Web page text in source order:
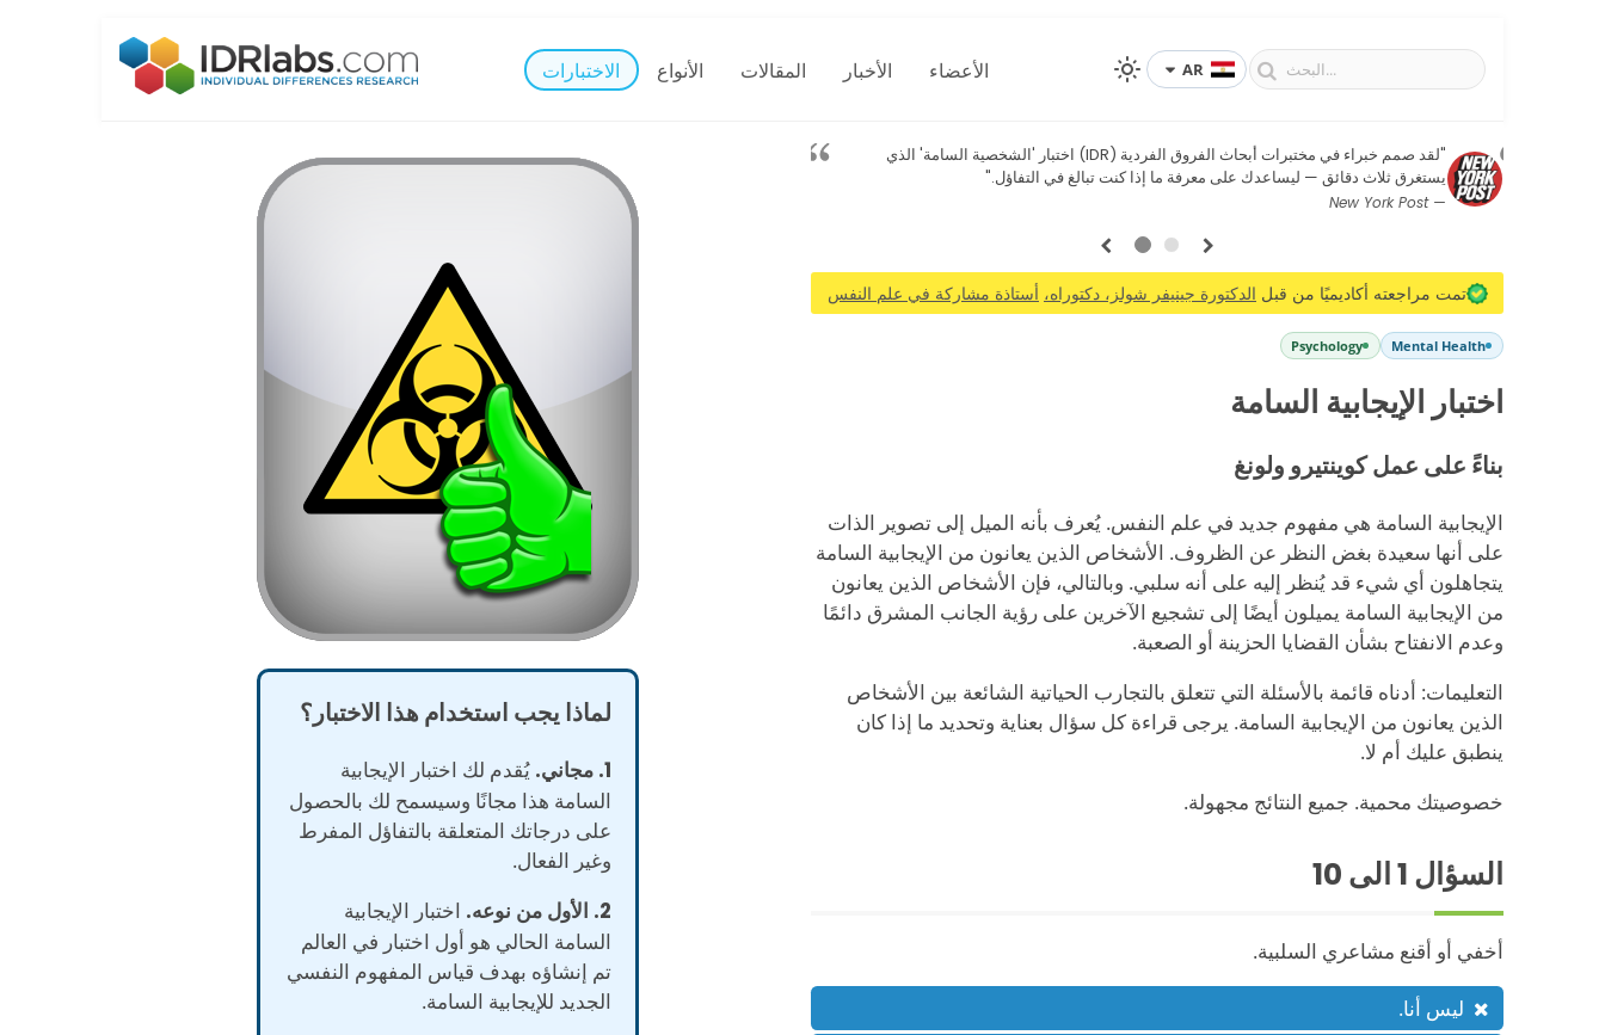
الاختبارات الأنواع المقالات الأخبار الأعضاء AR
"لقد صمم خبراء في مختبرات أبحاث الفروق الفردية (IDR) اختبار 'الشخصية السامة' الذي
يستغرق ثلاث دقائق — ليساعدك على معرفة ما إذا كنت تبالغ في التفاؤل."
— New York Post
2
تمت مراجعته أكاديميًا من قبل الدكتورة جينيفر شولز، دكتوراه، أستاذة مشاركة في علم النفس
Mental Health
Psychology
اختبار الإيجابية السامة
بناءً على عمل كوينتيرو ولونغ
الإيجابية السامة هي مفهوم جديد في علم النفس. يُعرف بأنه الميل إلى تصوير الذات
على أنها سعيدة بغض النظر عن الظروف. الأشخاص الذين يعانون من الإيجابية السامة
يتجاهلون أي شيء قد يُنظر إليه على أنه سلبي. وبالتالي، فإن الأشخاص الذين يعانون
من الإيجابية السامة يميلون أيضًا إلى تشجيع الآخرين على رؤية الجانب المشرق دائمًا
وعدم الانفتاح بشأن القضايا الحزينة أو الصعبة.
التعليمات: أدناه قائمة بالأسئلة التي تتعلق بالتجارب الحياتية الشائعة بين الأشخاص
الذين يعانون من الإيجابية السامة. يرجى قراءة كل سؤال بعناية وتحديد ما إذا كان
ينطبق عليك أم لا.
خصوصيتك محمية. جميع النتائج مجهولة.
السؤال 1الى 10
أخفي أو أقنع مشاعري السلبية.
ليس أنا.
لماذا يجب استخدام هذا الاختبار؟
1. مجاني.
يُقدم لك اختبار الإيجابية
السامة هذا مجانًا وسيسمح لك بالحصول
على درجاتك المتعلقة بالتفاؤل المفرط
وغير الفعال.
2. الأول من نوعه.
اختبار الإيجابية
السامة الحالي هو أول اختبار في العالم
تم إنشاؤه بهدف قياس المفهوم النفسي
الجديد للإيجابية السامة.